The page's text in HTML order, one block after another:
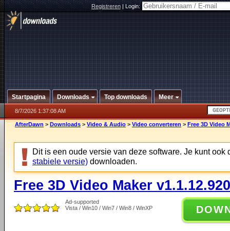
Registreren|Login:
Startpagina Downloads Top downloads Meer
8/7/2026 1:37:08 AM
AfterDawn > Downloads > Video & Audio > Video converteren > Free 3D Video
Dit is een oude versie van deze software. Je kunt ook
stabiele versie) downloaden.
Free 3D Video Maker v1.1.12.920
Ad-supported
Vista / Win10 / Win7 / Win8 / WinXP